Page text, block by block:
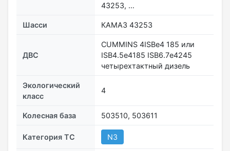
43253, …
Шасси КАМАЗ 43253
ДВС
CUMMINS 4ISBe4 185 или
ISB4.5e4185 ISB6.7е4245
четырехтактный дизель
Экологический
класс
4
Колесная база 503510, 503611
Категория ТС N3